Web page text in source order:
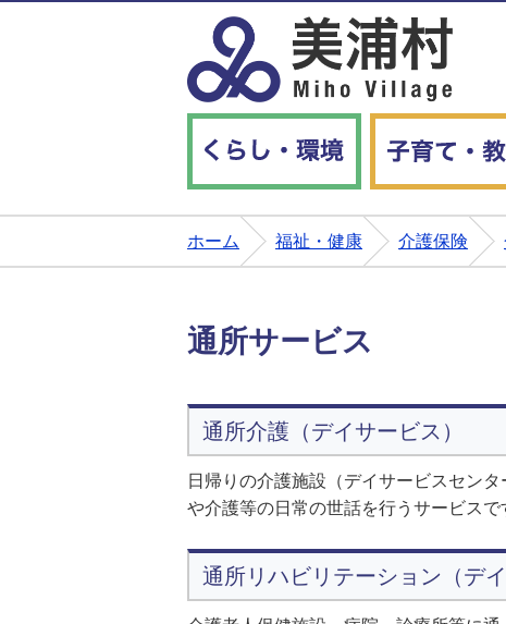
ホーム 福祉・健康 介護保険
通所サービス
通所介護（デイサービス）
日帰りの介護施設（デイサービスセン
や介護等の日常の世話を行うサービスで
通所リハビリテーション（デイ